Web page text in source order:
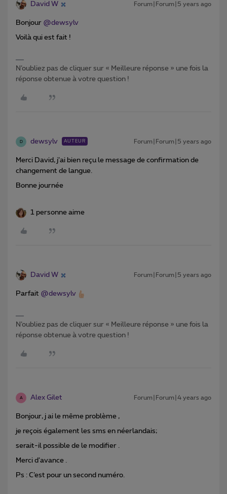
David W Forum|Forum|5 years ago
Bonjour @dewsylv
Voilà qui est fait !
N’oubliez pas de cliquer sur « Meilleure réponse » une fois la
réponse obtenue à votre question !
D dewsylv AUTEUR Forum|Forum|5 years ago
Merci David, j’ai bien reçu le message de confirmation de
changement de langue.
Bonne journée
1 personne aime
David W Forum|Forum|5 years ago
Parfait @dewsylv
N’oubliez pas de cliquer sur « Meilleure réponse » une fois la
réponse obtenue à votre question !
A Alex Gilet Forum|Forum|4 years ago
Bonjour, j ai le même problème ,
je reçois également les sms en néerlandais;
serait-il possible de le modifier .
Merci d’avance .
Ps : C’est pour un second numéro.